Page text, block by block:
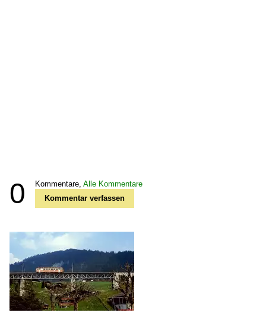
0 Kommentare, Alle Kommentare
Kommentar verfassen